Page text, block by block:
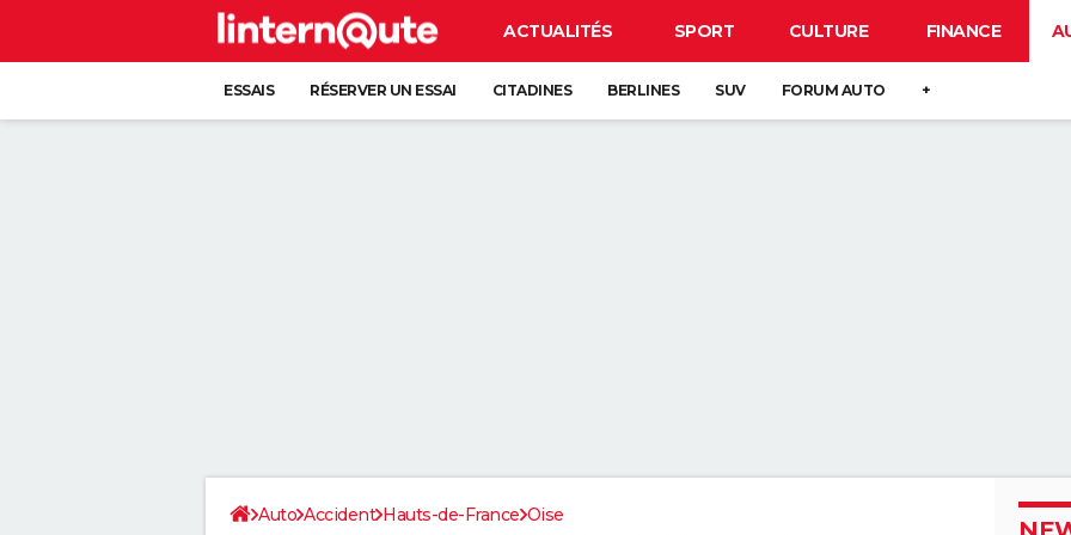
ACTUALITÉS SPORT CULTURE FINANCE
ESSAIS RÉSERVER UN ESSAI CITADINES BERLINES SUV FORUM AUTO +
Auto Accident Hauts-de-France Oise